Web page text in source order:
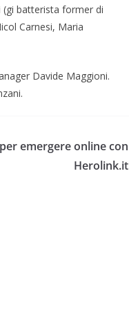
(gi batterista former di
Carnesi, Maria
Davide Maggioni.
emergere online con
Herolink.it